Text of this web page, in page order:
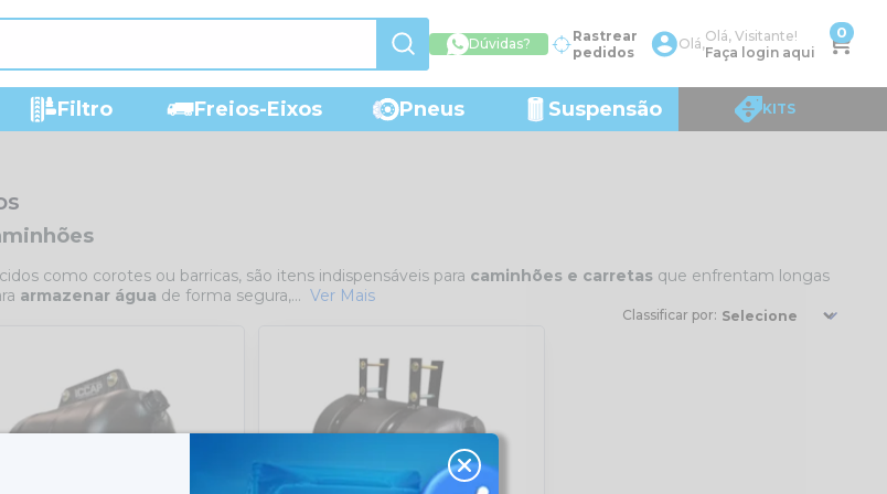
Dúvidas?
Rastrear
pedidos
Olá,Olá, Visitante!
Faça login aqui
0
Filtro Freios-Eixos Pneus Suspensão KITS
como corotes ou barricas, são itens indispensáveis para caminhões e carretas que enfrentam longas
armazenar água de forma segura,... Ver Mais
Classificar por: